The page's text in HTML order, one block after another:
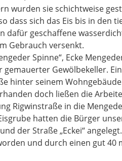
wurden sie schichtweise
dass sich das Eis bis in den
dafür geschaffene
Gebrauch versenkt.
Spinne“, Ecke
gemauerter Gewölbekeller.
hinter seinem
doch ließen die
Rigwinstraße in die
hatten die Bürger
der Straße „Eckei“
und durch einen gut